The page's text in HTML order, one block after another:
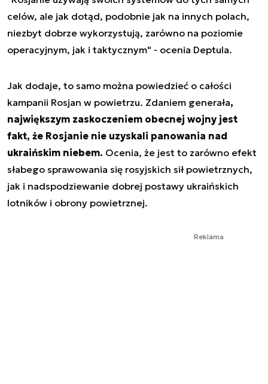
celów, ale jak dotąd, podobnie jak na innych polach,
niezbyt dobrze wykorzystują, zarówno na poziomie
operacyjnym, jak i taktycznym" - ocenia Deptula.
Jak dodaje, to samo można powiedzieć o całości
kampanii Rosjan w powietrzu. Zdaniem generała,
największym zaskoczeniem obecnej wojny jest
fakt, że Rosjanie nie uzyskali panowania nad
ukraińskim niebem. Ocenia, że jest to zarówno efekt
słabego sprawowania się rosyjskich sił powietrznych,
jak i nadspodziewanie dobrej postawy ukraińskich
lotników i obrony powietrznej.
Reklama